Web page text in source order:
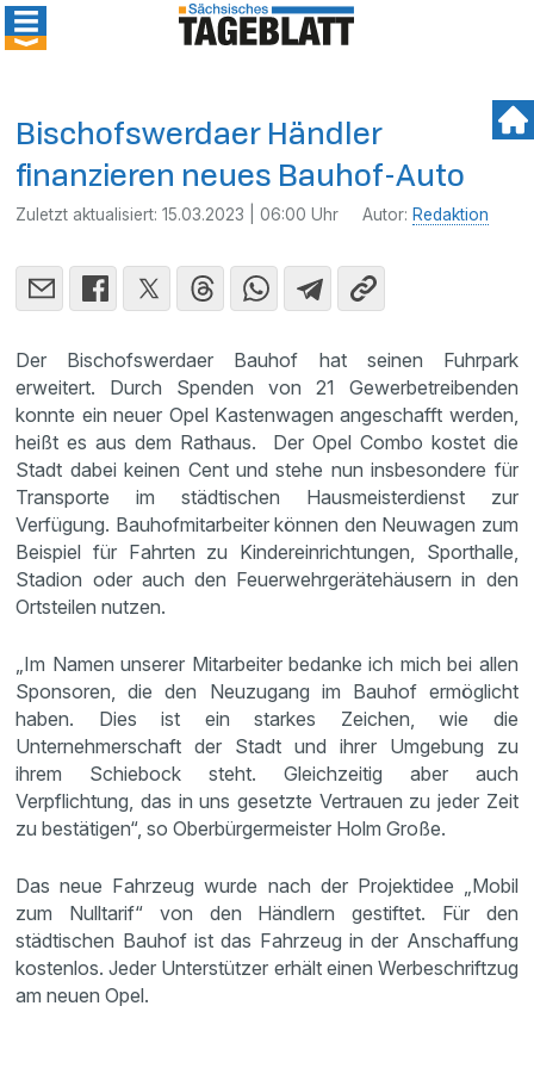
Bischofswerdaer Händler
finanzieren neues Bauhof-Auto
Zuletzt aktualisiert:15.03.2023 | 06:00 Uhr Autor: Redaktion
Der Bischofswerdaer Bauhof hat seinen Fuhrpark
erweitert. Durch Spenden von 21 Gewerbetreibenden
konnte ein neuer Opel Kastenwagen angeschafft werden,
heißt es aus dem Rathaus. Der Opel Combo kostet die
Stadt dabei keinen Cent und stehe nun insbesondere für
Transporte im städtischen Hausmeisterdienst zur
Verfügung. Bauhofmitarbeiter können den Neuwagen zum
Beispiel für Fahrten zu Kindereinrichtungen, Sporthalle,
Stadion oder auch den Feuerwehrgerätehäusern in den
Ortsteilen nutzen.
„Im Namen unserer Mitarbeiter bedanke ich mich bei allen
Sponsoren, die den Neuzugang im Bauhof ermöglicht
haben. Dies ist ein starkes Zeichen, wie die
Unternehmerschaft der Stadt und ihrer Umgebung zu
ihrem Schiebock steht. Gleichzeitig aber auch
Verpflichtung, das in uns gesetzte Vertrauen zu jeder Zeit
zu bestätigen“, so Oberbürgermeister Holm Große.
Das neue Fahrzeug wurde nach der Projektidee „Mobil
zum Nulltarif“ von den Händlern gestiftet. Für den
städtischen Bauhof ist das Fahrzeug in der Anschaffung
kostenlos. Jeder Unterstützer erhält einen Werbeschriftzug
am neuen Opel.